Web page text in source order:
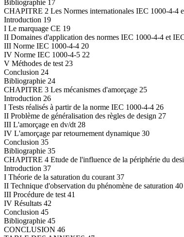
Bibliographie 17
CHAPITRE 2 Les Normes internationales IEC 1000-4-4
Introduction 19
I Le marquage CE 19
II Domaines d'application des normes IEC 1000-4-4 et
III Norme IEC 1000-4-4 20
IV Norme IEC 1000-4-5 22
V Méthodes de test 23
Conclusion 24
Bibliographie 24
CHAPITRE 3 Les mécanismes d'amorçage 25
Introduction 26
I Tests réalisés à partir de la norme IEC 1000-4-4 26
II Problème de généralisation des règles de design 27
III L'amorçage en dv/dt 28
IV L'amorçage par retournement dynamique 30
Conclusion 35
Bibliographie 35
CHAPITRE 4 Etude de l'influence de la périphérie du
Introduction 37
I Théorie de la saturation du courant 37
II Technique d'observation du phénomène de saturation 40
III Procédure de test 41
IV Résultats 42
Conclusion 45
Bibliographie 45
CONCLUSION 46